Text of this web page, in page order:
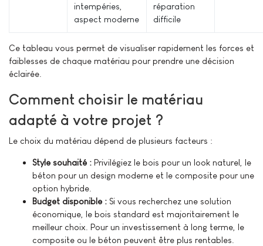
intempéries,
aspect moderne
réparation
difficile
Ce tableau vous permet de visualiser rapidement les forces et
faiblesses de chaque matériau pour prendre une décision
éclairée.
Comment choisir le matériau
adapté à votre projet ?
Le choix du matériau dépend de plusieurs facteurs :
Style souhaité : Privilégiez le bois pour un look naturel, le
béton pour un design moderne et le composite pour une
option hybride.
Budget disponible : Si vous recherchez une solution
économique, le bois standard est majoritairement le
meilleur choix. Pour un investissement à long terme, le
composite ou le béton peuvent être plus rentables.